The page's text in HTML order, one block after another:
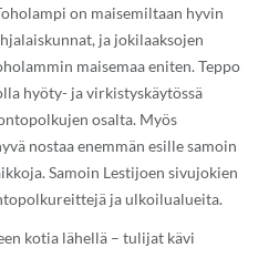
on maisemiltaan hyvin
ja jokilaaksojen
maisemaa eniten. Teppo
hyöty- ja virkistyskäytössä
osalta. Myös
nostaa enemmän esille samoin
Samoin Lestijoen sivujokien
ja ulkoilualueita.
kotia lähellä – tulijat kävi